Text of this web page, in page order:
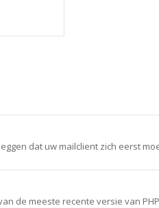
dat uw mailclient zich eerst
de meeste recente versie van